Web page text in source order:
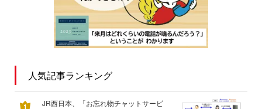
人気記事ランキング
JR西日本、「お忘れ物チャットサービ